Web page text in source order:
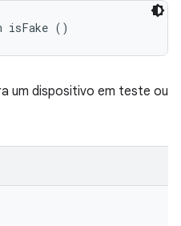
isFake ()
um dispositivo em teste ou